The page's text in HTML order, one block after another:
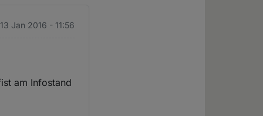
Jan 2016 - 11:56
am Infostand